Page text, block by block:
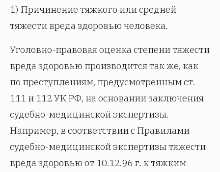
1) Причинение тяжкого или средней
тяжести вреда здоровью человека.
Уголовно-правовая оценка степени тяжести
вреда здоровью производится так же, как
по преступлениям, предусмотренным ст.
111 и 112 УК РФ, на основании заключения
судебно-медицинской экспертизы.
Например, в соответствии с Правилами
судебно-медицинской экспертизы тяжести
вреда здоровью от 10.12.96 г. к тяжким